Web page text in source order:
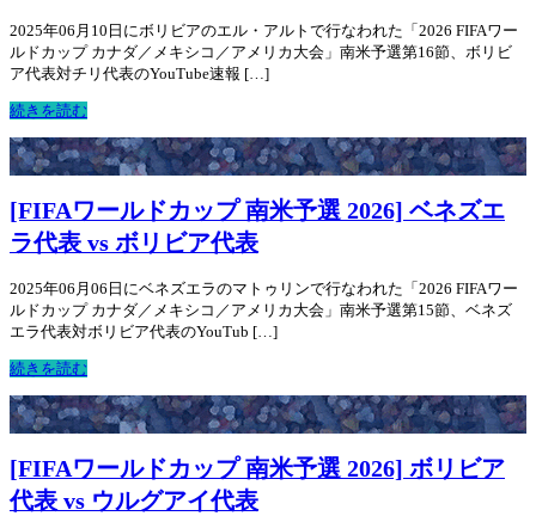
2025年06月10日にボリビアのエル・アルトで行なわれた「2026 FIFAワー
ルドカップ カナダ／メキシコ／アメリカ大会」南米予選第16節、ボリビ
ア代表対チリ代表のYouTube速報 […]
続きを読む
[FIFAワールドカップ 南米予選 2026] ベネズエ
ラ代表 vs ボリビア代表
2025年06月06日にベネズエラのマトゥリンで行なわれた「2026 FIFAワー
ルドカップ カナダ／メキシコ／アメリカ大会」南米予選第15節、ベネズ
エラ代表対ボリビア代表のYouTub […]
続きを読む
[FIFAワールドカップ 南米予選 2026] ボリビア
代表 vs ウルグアイ代表